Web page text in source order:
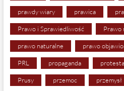
prawdy wiary prawica
Prawo i Sprawiedliwość Prawo
prawo naturalne prawo
PRL propaganda
Prusy przemoc przemysł